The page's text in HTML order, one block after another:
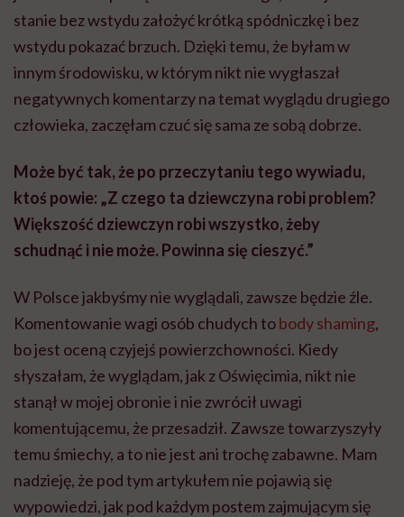
stanie bez wstydu założyć krótką spódniczkę i bez
wstydu pokazać brzuch. Dzięki temu, że byłam w
innym środowisku, w którym nikt nie wygłaszał
negatywnych komentarzy na temat wyglądu drugiego
człowieka, zaczęłam czuć się sama ze sobą dobrze.
Może być tak, że po przeczytaniu tego wywiadu,
ktoś powie: „Z czego ta dziewczyna robi problem?
Większość dziewczyn robi wszystko, żeby
schudnąć i nie może. Powinna się cieszyć.”
W Polsce jakbyśmy nie wyglądali, zawsze będzie źle.
Komentowanie wagi osób chudych tobody shaming,
bo jest oceną czyjejś powierzchowności. Kiedy
słyszałam, że wyglądam, jak z Oświęcimia, nikt nie
stanął w mojej obronie i nie zwrócił uwagi
komentującemu, że przesadził. Zawsze towarzyszyły
temu śmiechy, a to nie jest ani trochę zabawne. Mam
nadzieję, że pod tym artykułem nie pojawią się
wypowiedzi, jak pod każdym postem zajmującym się